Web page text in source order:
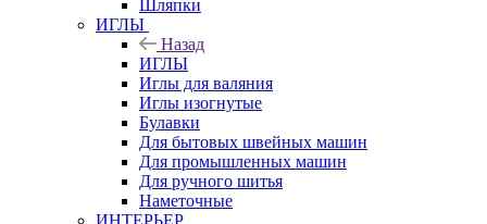
Шляпки
ИГЛЫ
Назад
ИГЛЫ
Иглы для валяния
Иглы изогнутые
Булавки
Для бытовых швейных машин
Для промышленных машин
Для ручного шитья
Наметочные
ИНТЕРЬЕР